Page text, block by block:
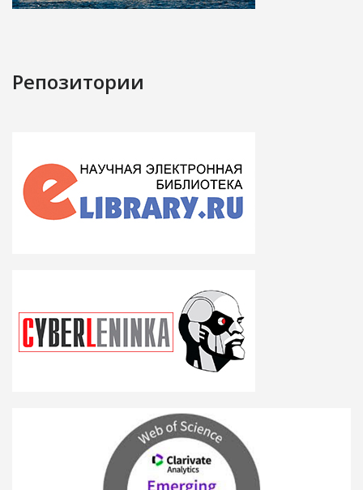
Репозитории